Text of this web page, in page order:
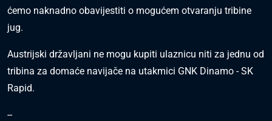
ćemo naknadno obavijestiti o mogućem otvaranju tribine
jug.
Austrijski državljani ne mogu kupiti ulaznicu niti za jednu od
tribina za domaće navijače na utakmici GNK Dinamo - SK
Rapid.
--